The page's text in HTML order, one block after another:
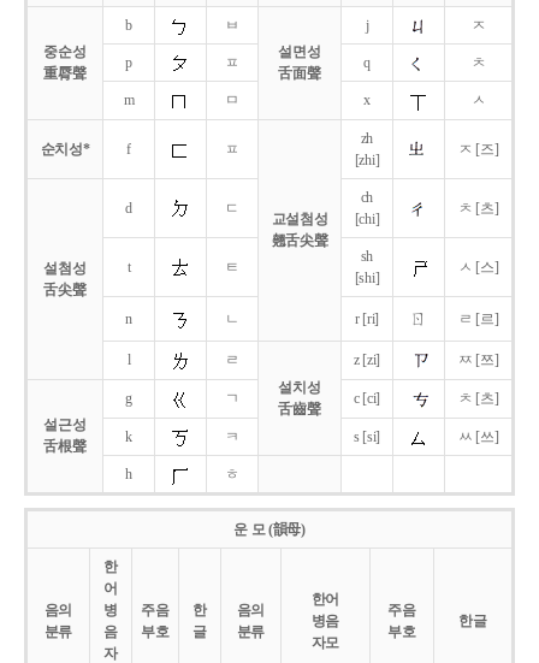
중순성
重脣聲
b
ㅂ
설면성
舌面聲
j ㅈ
p ㅍ q ㅊ
m ㅁ x ㅅ
순치성* f ㅍ
교설첨성
翹舌尖聲
zh
[zhi]
ㅈ [즈]
설첨성
舌尖聲
d ㄷ
ch
[chi]
ㅊ [츠]
t ㅌ
sh
[shi]
ㅅ [스]
n ㄴ r [ri] ㄖ ㄹ [르]
l
ㄹ
설치성
舌齒聲
z [zi] ㅉ [쯔]
설근성
舌根聲
g ㄱ c [ci] ㅊ [츠]
k ㅋ s [si] ㅆ [쓰]
h ㅎ
운 모 (韻母)
음의
분류
한
어
병
음
자
주음
부호
한
글
음의
분류
한어
병음
자모
주음
부호
한글